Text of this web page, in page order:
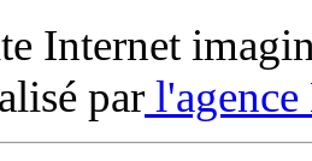
Internet
par